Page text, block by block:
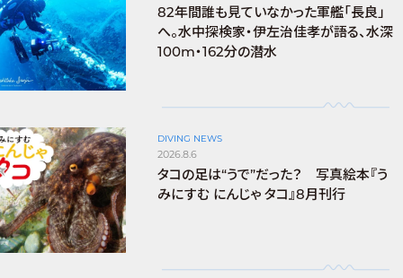
82年間誰も見ていなかった軍艦「長良」
へ。水中探検家・伊左治佳孝が語る、水深
100m・162分の潜水
DIVING NEWS
2026.8.6
タコの足は“うで”だった？ 写真絵本『う
みにすむ にんじゃ タコ』8月刊行